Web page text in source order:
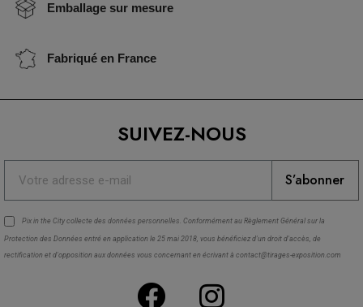
Emballage sur mesure
Fabriqué en France
SUIVEZ-NOUS
S’abonner
Pix in the City collecte des données personnelles. Conformément au Règlement Général sur la
Protection des Données entré en application le 25 mai 2018, vous bénéficiez d'un droit d'accès, de
rectification et d'opposition aux données vous concernant en écrivant à contact@tirages-exposition.com